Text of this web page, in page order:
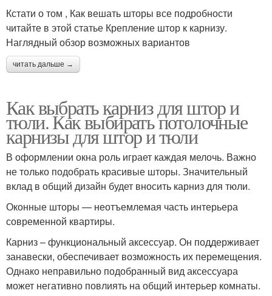
Кстати о том , Как вешать шторы все подробности
читайте в этой статье Крепление штор к карнизу.
Наглядный обзор возможных вариантов
читать дальше →
Как выбрать карниз для штор и
тюли. Как выбирать потолочные
карнизы для штор и тюли
В оформлении окна роль играет каждая мелочь. Важно
не только подобрать красивые шторы. Значительный
вклад в общий дизайн будет вносить карниз для тюли.
Оконные шторы — неотъемлемая часть интерьера
современной квартиры.
Карниз – функциональный аксессуар. Он поддерживает
занавески, обеспечивает возможность их перемещения.
Однако неправильно подобранный вид аксессуара
может негативно повлиять на общий интерьер комнаты.